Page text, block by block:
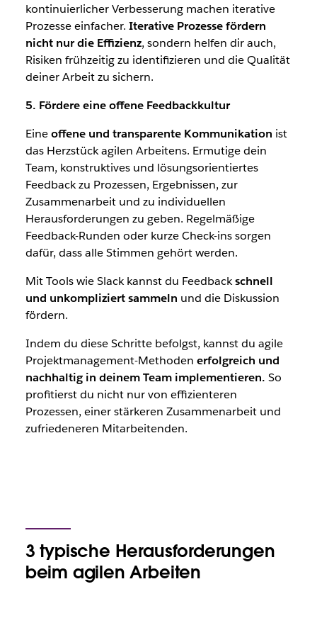
kontinuierlicher Verbesserung machen iterative
Prozesse einfacher. Iterative Prozesse fördern
nicht nur die Effizienz, sondern helfen dir auch,
Risiken frühzeitig zu identifizieren und die Qualität
deiner Arbeit zu sichern.
5. Fördere eine offene Feedbackkultur
Eineoffene und transparente Kommunikation ist
das Herzstück agilen Arbeitens. Ermutige dein
Team, konstruktives und lösungsorientiertes
Feedback zu Prozessen, Ergebnissen, zur
Zusammenarbeit und zu individuellen
Herausforderungen zu geben. Regelmäßige
Feedback-Runden oder kurze Check-ins sorgen
dafür, dass alle Stimmen gehört werden.
Mit Tools wie Slack kannst du Feedbackschnell
und unkompliziert sammeln und die Diskussion
fördern.
Indem du diese Schritte befolgst, kannst du agile
Projektmanagement-Methoden erfolgreich und
nachhaltig in deinem Team implementieren. So
profitierst du nicht nur von effizienteren
Prozessen, einer stärkeren Zusammenarbeit und
zufriedeneren Mitarbeitenden.
3 typische Herausforderungen
beim agilen Arbeiten